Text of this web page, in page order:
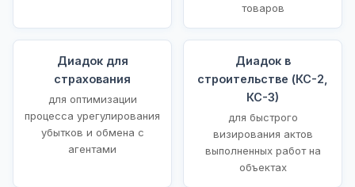
товаров
Диадок для
страхования
для оптимизации
процесса урегулирования
убытков и обмена с
агентами
Диадок в
строительстве (КС-2,
КС-3)
для быстрого
визирования актов
выполненных работ на
объектах